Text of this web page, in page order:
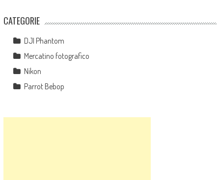
CATEGORIE
DJI Phantom
Mercatino fotografico
Nikon
Parrot Bebop